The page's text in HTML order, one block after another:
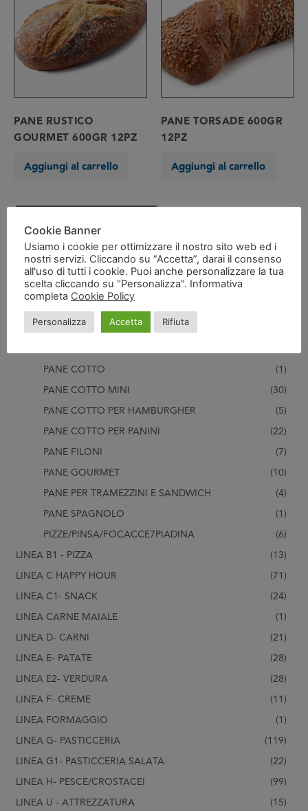
IL MIO CATALOGO
SCARICA CATALOGO PDF
CATEGORIE PRODOTTO
LINEA A CROISSANTERIA
LINEA B PANE
PANE COTTO
(1)
PANE COTTO MINI
(30)
PANE COTTO PER HAMBURGHER
(5)
PANE COTTO PER PANINI
(22)
PANE FILONI
(7)
PANE GOURMET
(10)
PANE PER TRAMEZZINI E SANDWICH
(4)
PANE SPAGNOLO
(1)
PIZZE/PINSA/FOCACCE7PIADINA
(6)
LINEA B1 - PIZZA
(13)
LINEA C HAPPY HOUR
(71)
LINEA C1- SNACK
(24)
LINEA CARNE MAIALE
(1)
LINEA D- CARNI
(21)
LINEA E- PATATE
(28)
LINEA E2- VERDURA
(28)
LINEA F- CREME
(11)
LINEA FORMAGGIO
(1)
LINEA G- PASTICCERIA
(119)
LINEA G1- PASTICCERIA SALATA
(22)
LINEA H- PESCE/CROSTACEI
(99)
LINEA U - ATTREZZATURA
(15)
PANE RUSTICO
GOURMET 600GR 12PZ
Aggiungi al carrello
PANE TORSADE 600GR
12PZ
Aggiungi al carrello
Cookie Banner
Usiamo i cookie per ottimizzare il nostro sito web ed i
nostri servizi. Cliccando su “Accetta”, darai il consenso
all'uso di tutti i cookie. Puoi anche personalizzare la tua
scelta cliccando su "Personalizza". Informativa
completa Cookie Policy
Personalizza Accetta Rifiuta